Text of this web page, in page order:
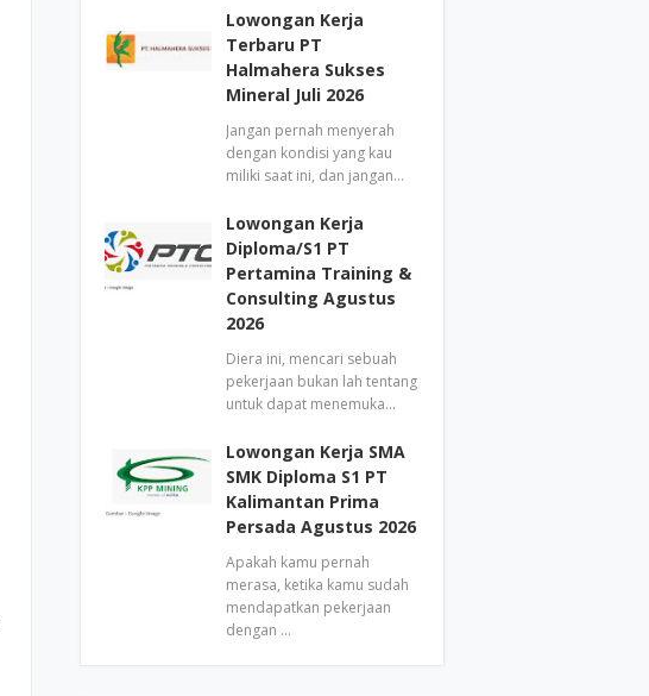
Lowongan Kerja
Terbaru PT
Halmahera Sukses
Mineral Juli 2026
Jangan pernah menyerah
dengan kondisi yang kau
miliki saat ini, dan jangan…
Lowongan Kerja
Diploma/S1 PT
Pertamina Training &
Consulting Agustus
2026
Diera ini, mencari sebuah
pekerjaan bukan lah tentang
untuk dapat menemuka…
Lowongan Kerja SMA
SMK Diploma S1 PT
Kalimantan Prima
Persada Agustus 2026
Apakah kamu pernah
merasa, ketika kamu sudah
mendapatkan pekerjaan
dengan …